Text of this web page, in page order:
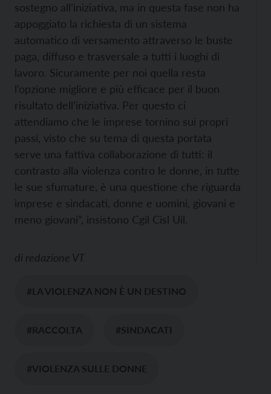
sostegno all’iniziativa, ma in questa fase non ha
appoggiato la richiesta di un sistema
automatico di versamento attraverso le buste
paga, diffuso e trasversale a tutti i luoghi di
lavoro. Sicuramente per noi quella resta
l’opzione migliore e più efficace per il buon
risultato dell’iniziativa. Per questo ci
attendiamo che le imprese tornino sui propri
passi, visto che su tema di questa portata
serve una fattiva collaborazione di tutti: il
contrasto alla violenza contro le donne, in tutte
le sue sfumature, è una questione che riguarda
imprese e sindacati, donne e uomini, giovani e
meno giovani”, insistono Cgil Cisl Uil.
di redazione VT
#LA VIOLENZA NON È UN DESTINO
#RACCOLTA #SINDACATI
#VIOLENZA SULLE DONNE